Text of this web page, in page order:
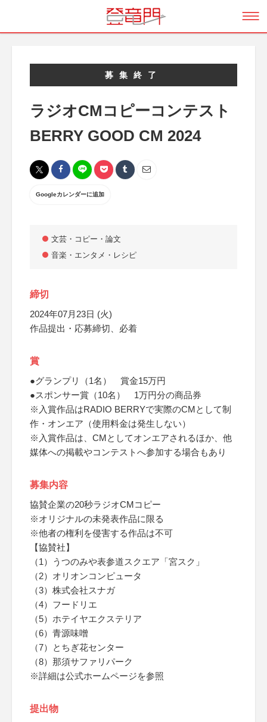
募集終了
ラジオCMコピーコンテスト
BERRY GOOD CM 2024
Googleカレンダーに追加
文芸・コピー・論文
音楽・エンタメ・レシピ
締切
2024年07月23日 (火)
作品提出・応募締切、必着
賞
●グランプリ（1名） 賞金15万円
●スポンサー賞（10名） 1万円分の商品券
※入賞作品はRADIO BERRYで実際のCMとして制
作・オンエア（使用料金は発生しない）
※入賞作品は、CMとしてオンエアされるほか、他
媒体への掲載やコンテストへ参加する場合もあり
募集内容
協賛企業の20秒ラジオCMコピー
※オリジナルの未発表作品に限る
※他者の権利を侵害する作品は不可
【協賛社】
（1）うつのみや表参道スクエア「宮スク」
（2）オリオンコンピュータ
（3）株式会社スナガ
（4）フードリエ
（5）ホテイヤエクステリア
（6）青源味噌
（7）とちぎ花センター
（8）那須サファリパーク
※詳細は公式ホームページを参照
提出物